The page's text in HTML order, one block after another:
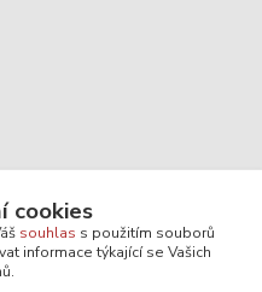
cookies
souhlas s použitím souborů
informace týkající se Vašich